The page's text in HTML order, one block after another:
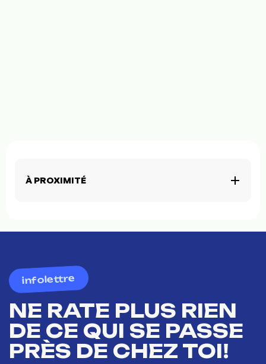
À PROXIMITÉ
infolettre
NE RATE PLUS RIEN
DE CE QUI SE PASSE
PRÈS DE CHEZ TOI!